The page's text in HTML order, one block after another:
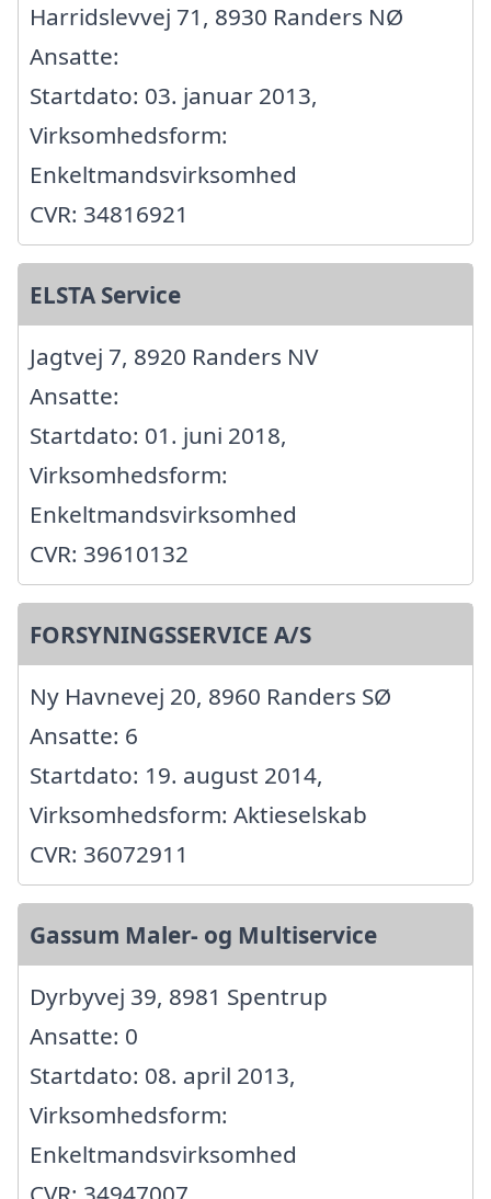
Harridslevvej 71, 8930 Randers NØ
Ansatte:
Startdato: 03. januar 2013,
Virksomhedsform:
Enkeltmandsvirksomhed
CVR: 34816921
ELSTA Service
Jagtvej 7, 8920 Randers NV
Ansatte:
Startdato: 01. juni 2018,
Virksomhedsform:
Enkeltmandsvirksomhed
CVR: 39610132
FORSYNINGSSERVICE A/S
Ny Havnevej 20, 8960 Randers SØ
Ansatte: 6
Startdato: 19. august 2014,
Virksomhedsform: Aktieselskab
CVR: 36072911
Gassum Maler- og Multiservice
Dyrbyvej 39, 8981 Spentrup
Ansatte: 0
Startdato: 08. april 2013,
Virksomhedsform:
Enkeltmandsvirksomhed